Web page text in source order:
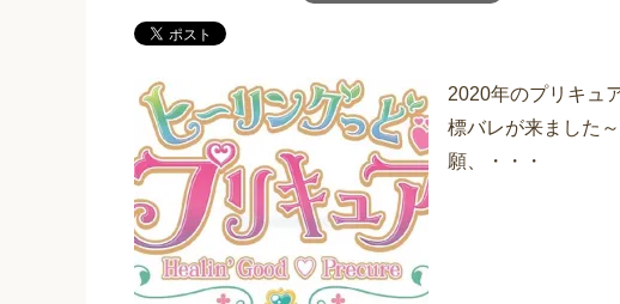
2020年のプリキュ
標バレが来ました
願、・・・